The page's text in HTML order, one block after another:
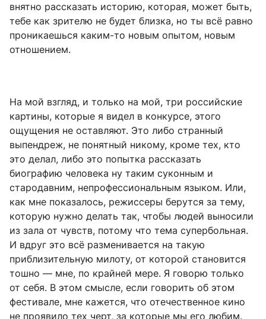
внятно рассказать историю, которая, может быть,
тебе как зрителю не будет близка, но ты всё равно
проникаешься каким-то новым опытом, новым
отношением.
На мой взгляд, и только на мой, три российские
картины, которые я видел в конкурсе, этого
ощущения не оставляют. Это либо странный
выпендреж, не понятный никому, кроме тех, кто
это делал, либо это попытка рассказать
биографию человека ну таким суконным и
стародавним, непрофессиональным языком. Или,
как мне показалось, режиссеры берутся за тему,
которую нужно делать так, чтобы людей выносили
из зала от чувств, потому что тема супербольная.
И вдруг это всё разменивается на такую
приблизительную милоту, от которой становится
тошно — мне, по крайней мере. Я говорю только
от себя. В этом смысле, если говорить об этом
фестивале, мне кажется, что отечественное кино
не проявило тех черт, за которые мы его любим.